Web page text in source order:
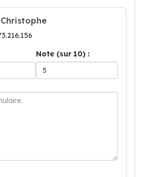
Note (sur 10) :